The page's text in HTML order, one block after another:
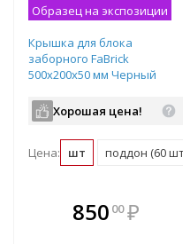
Образец на экспозиции
Крышка для блока
заборного FaBrick
500х200х50 мм Черный
Хорошая цена!
Цена: шт поддон (60 шт)
850 00 ₽
В комплекте
всегда выгоднее!